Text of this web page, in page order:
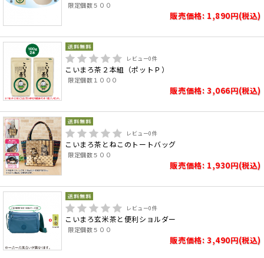
限定個数５００
販売価格: 1,890円(税込)
レビュー0件
こいまろ茶２本組（ポットＰ）
限定個数１０００
販売価格: 3,066円(税込)
レビュー0件
こいまろ茶とねこのトートバッグ
限定個数５００
販売価格: 1,930円(税込)
レビュー0件
こいまろ玄米茶と便利ショルダー
限定個数５００
販売価格: 3,490円(税込)